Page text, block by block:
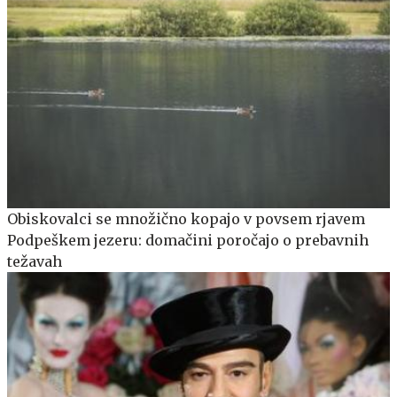
Obiskovalci se množično kopajo v povsem rjavem
Podpeškem jezeru: domačini poročajo o prebavnih
težavah